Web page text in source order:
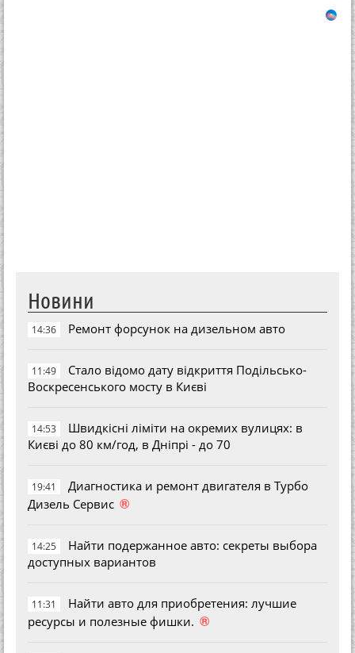
Новини
14:36 Ремонт форсунок на дизельном авто
11:49
Стало відомо дату відкриття Подільсько-
Воскресенського мосту в Києві
14:53
Швидкісні ліміти на окремих вулицях: в
Києві до 80 км/год, в Дніпрі - до 70
19:41
Диагностика и ремонт двигателя в Турбо
Дизель Сервис ®
14:25
Найти подержанное авто: секреты выбора
доступных вариантов
11:31
Найти авто для приобретения: лучшие
ресурсы и полезные фишки. ®